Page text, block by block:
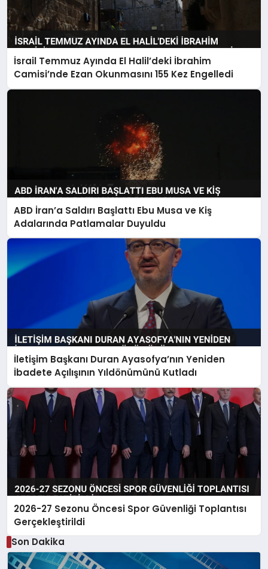
İsrail Temmuz Ayında El Halil’deki İbrahim
Camisi’nde Ezan Okunmasını 155 Kez Engelledi
ABD İran’a Saldırı Başlattı Ebu Musa ve Kiş
Adalarında Patlamalar Duyuldu
İletişim Başkanı Duran Ayasofya’nın Yeniden
İbadete Açılışının Yıldönümünü Kutladı
2026-27 Sezonu Öncesi Spor Güvenliği Toplantısı
Gerçekleştirildi
Son Dakika